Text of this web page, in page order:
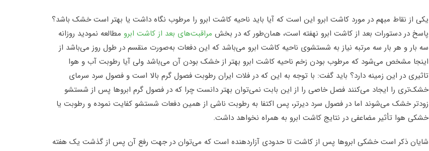
یکی از نقاط مبهم در مورد کاشت ابرو این است که آیا باید ناحیه کاشت ابرو را مرطوب نگاه داشت یا بهتر است خشک باشد؟
پاسخ در دستورات بعد از کاشت ابرو نهفته است، همان‌طور که در بخش مراقبت‌های بعد از کاشت ابرو مطالعه نمودید روزانه
سه بار و هر بار سه مرتبه نیاز به شستشوی ناحیه کاشت ابرو می‌باشد که این دفعات به‌صورت منقسم در طول روز می‌باشد از
اینجا مشخص می‌شود که مرطوب بودن زخم ناحیه کاشت ابرو بهتر از خشک بودن آن می‌باشد ولی آیا رطوبت آب و هوا
تاثیری در این زمینه دارد؟ باید گفت: با توجه به این که در فلات ایران رطوبت فصول گرم بالا است و فصول سرد سرمای
خشک‌تری را ایجاد می‌کنند فصل خاصی را از این بابت نمی‌توان بهتر دانست چرا که در فصول گرم ابروها پس از شستشو
زودتر خشک می‌شوند اما در فصول سرد دیرتر، پس اکتفا به رطوبت ناشی از همین دفعات شستشو کفایت نموده و رطوبت یا
خشکی هوا تأثیر مضاعفی در نتایج کاشت ابرو به همراه نخواهد داشت.
شایان ذکر است خشکی ابروها پس از کاشت تا حدودی آزاردهنده است که می‌توان در جهت رفع آن پس از گذشت یک هفته